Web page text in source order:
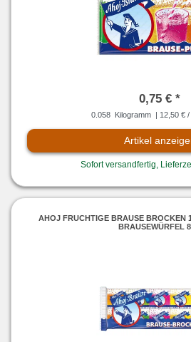
0,75 € *
0.058 Kilogramm | 12,50 €
Artikel
Sofort versandfertig,
AHOJ FRUCHTIGE BRAUSE BROCKEN
BRAUSEWÜRFEL